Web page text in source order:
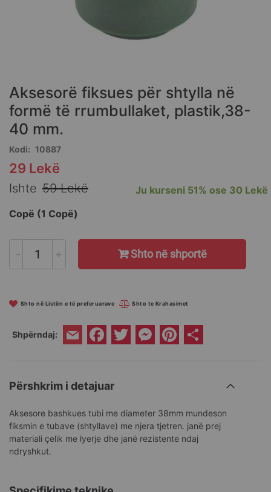
beginning
of
the
images
gallery
Aksesorë fiksues për shtylla në
formë të rrumbullaket, plastik,38-
40 mm.
Kodi
10887
Special
29 Lekë
Ishte 59 Lekë Ju kurseni 51% ose 30 Lekë
Copë (1 Copë)
- + Shto në shportë
Shto në Listën e të preferuarave Shto te Krahasimet
Shpërndaj: Email Facebook
Twitter Messenger
Pinterest
Përshkrim i detajuar
Aksesore bashkues tubi me diameter 38mm mundeson
fiksmin e tubave (shtyllave) me njera tjetren. janë prej
materiali çelik me lyerje dhe janë rezistente ndaj
ndryshkut.